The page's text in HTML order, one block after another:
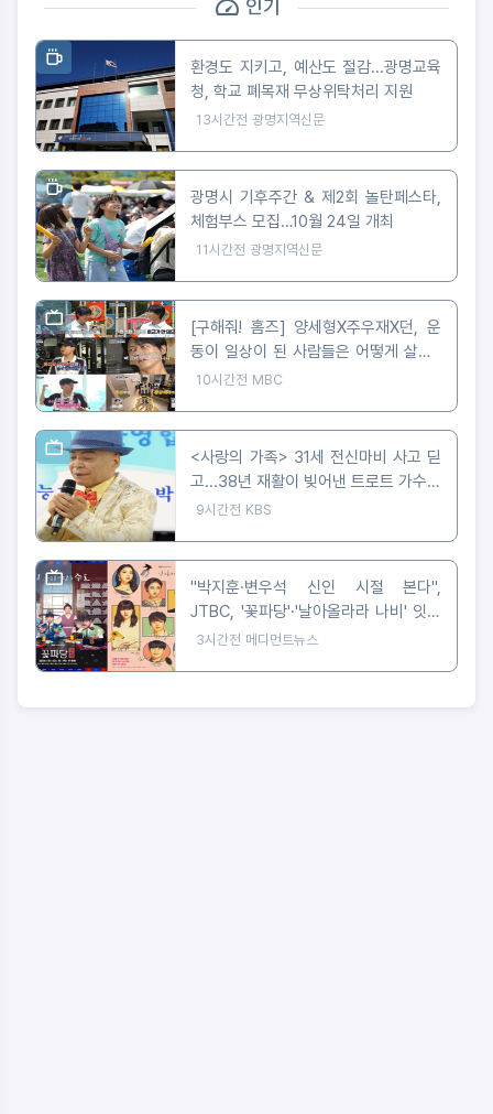
인기
환경도 지키고, 예산도 절감...광명교육
청, 학교 폐목재 무상위탁처리 지원
13시간전 광명지역신문
광명시 기후주간 & 제2회 놀탄페스타,
체험부스 모집…10월 24일 개최
11시간전 광명지역신문
[구해줘! 홈즈] 양세형X주우재X던, 운
동이 일상이 된 사람들은 어떻게 살까?
'운동세권' 임장 특집!
10시간전 MBC
<사랑의 가족> 31세 전신마비 사고 딛
고...38년 재활이 빚어낸 트로트 가수의
꿈
9시간전 KBS
"박지훈·변우석 신인 시절 본다",
JTBC, '꽃파당'·'날아올라라 나비' 잇따
라 편성
3시간전 메디먼트뉴스